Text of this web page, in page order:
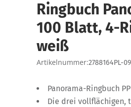
Ringbuch
100 Blatt, 4-
weiß
Artikelnummer:2788164PL-09
Panorama-Ringbuch
Die drei vollflächigen,